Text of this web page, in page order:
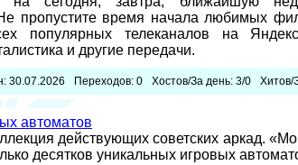
пропустите время начала любимых
популярных телеканалов на
и другие передачи.
30.07.2026 Переходов: 0 Хостов/За день: 3/0 Хитов/
автоматов
действующих советских аркад.
десятков уникальных игровых